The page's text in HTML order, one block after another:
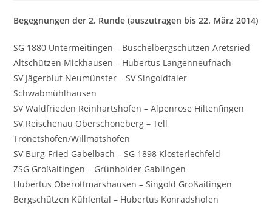
Begegnungen der 2. Runde (auszutragen bis 22. März 2014)
SG 1880 Untermeitingen – Buschelbergschützen Aretsried
Altschützen Mickhausen – Hubertus Langenneufnach
SV Jägerblut Neumünster – SV Singoldtaler
Schwabmühlhausen
SV Waldfrieden Reinhartshofen – Alpenrose Hiltenfingen
SV Reischenau Oberschöneberg – Tell
Tronetshofen/Willmatshofen
SV Burg-Fried Gabelbach – SG 1898 Klosterlechfeld
ZSG Großaitingen – Grünholder Gablingen
Hubertus Oberottmarshausen – Singold Großaitingen
Bergschützen Kühlental – Hubertus Konradshofen